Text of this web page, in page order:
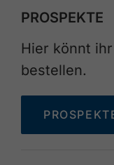
PROSPEKTE
Hier könnt
bestellen.